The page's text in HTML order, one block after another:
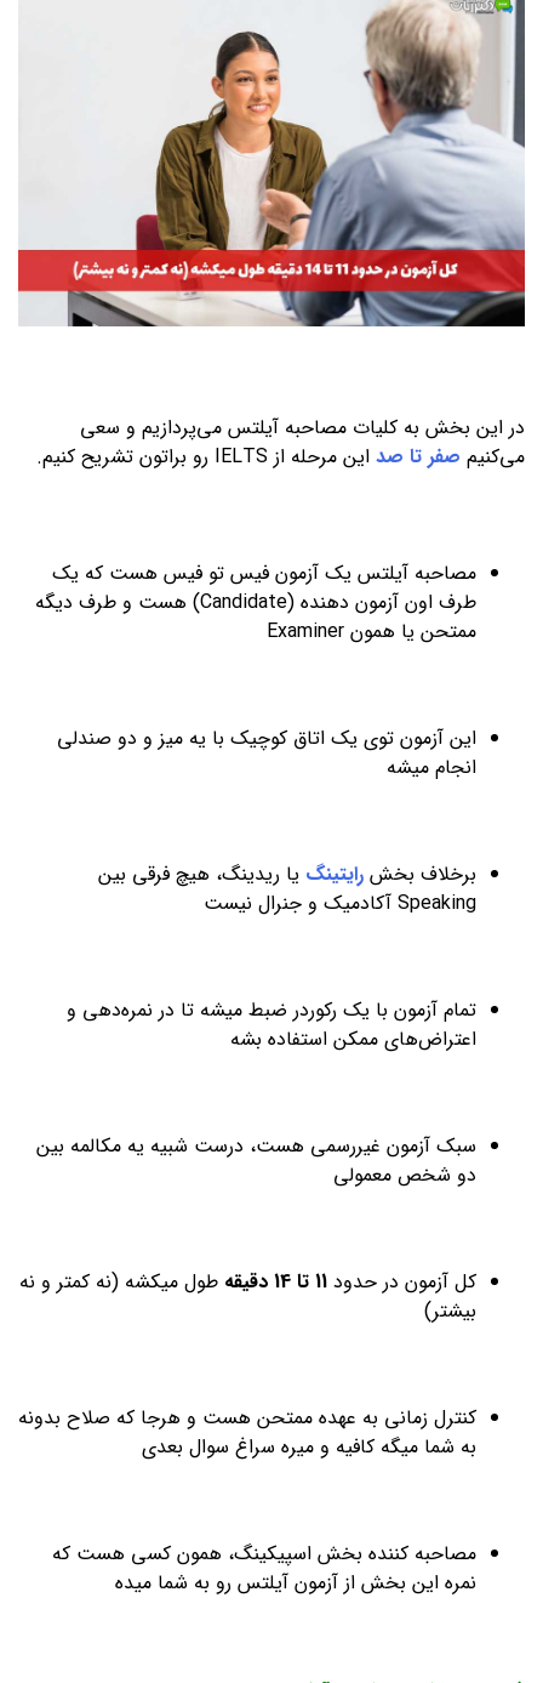
در این بخش به کلیات مصاحبه آیلتس می‌پردازیم و سعی
می‌کنیم صفر تا صد این مرحله از IELTS رو براتون تشریح کنیم.
مصاحبه آیلتس یک آزمون فیس تو فیس هست که یک
طرف اون آزمون دهنده (Candidate) هست و طرف دیگه
ممتحن یا همون Examiner
این آزمون توی یک اتاق کوچیک با یه میز و دو صندلی
انجام میشه
برخلاف بخش رایتینگ یا ريدینگ، هیچ فرقی بین
Speaking آکادمیک و جنرال نیست
تمام آزمون با یک رکوردر ضبط میشه تا در نمره‌دهی و
اعتراض‌های ممکن استفاده بشه
سبک آزمون غیررسمی هست، درست شبیه یه مکالمه بین
دو شخص معمولی
کل آزمون در حدود
طول میکشه (نه کمتر و نه
بیشتر)
کنترل زمانی به عهده ممتحن هست و هرجا که صلاح بدونه
به شما میگه کافیه و میره سراغ سوال بعدی
مصاحبه کننده بخش اسپیکینگ، همون کسی هست که
نمره این بخش از آزمون آیلتس رو به شما میده